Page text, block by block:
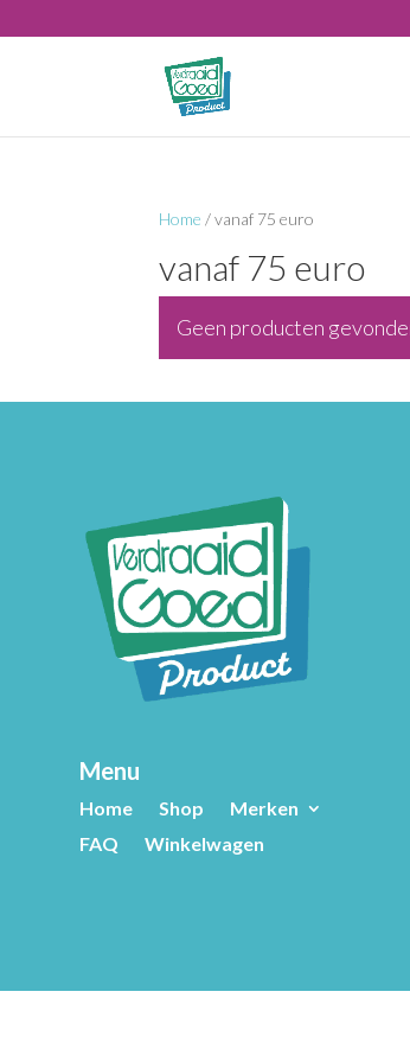
Home / vanaf 75 euro
vanaf 75 euro
Geen producten
Menu
Home Shop
Merken
FAQ
Winkelwagen